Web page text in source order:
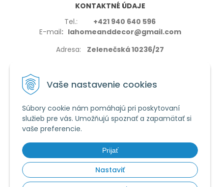
Vaše nastavenie cookies
Súbory cookie nám pomáhajú pri poskytovaní
služieb pre vás. Umožňujú spoznať a zapamätať si
vaše preferencie.
Prijať
Nastaviť
KONTAKTNÉ ÚDAJE
Tel.: +421 940 640 596
E-mail: lahomeanddecor@gmail.com
Adresa: Zelenečská 10236/27
VŠETKO O NÁKUPE
Používanie cookies
Obchodné podmienky